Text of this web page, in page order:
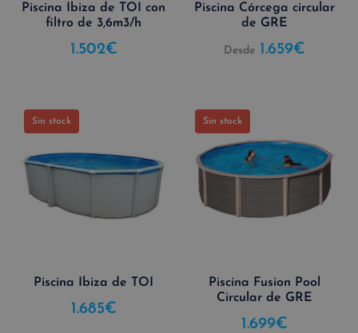
Piscina Ibiza de TOI con
filtro de 3,6m3/h
1.502€
Piscina Córcega circular
de GRE
Desde 1.659€
Sin stock
Piscina Ibiza de TOI
1.685€
Sin stock
Piscina Fusion Pool
Circular de GRE
1.699€